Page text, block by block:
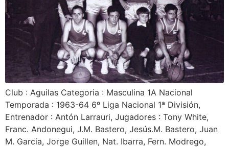
Club : Aguilas Categoria : Masculina 1A Nacional
Temporada : 1963-64 6º Liga Nacional 1ª División,
Entrenador : Antón Larrauri, Jugadores : Tony White,
Franc. Andonegui, J.M. Bastero, Jesús.M. Bastero, Juan
M. Garcia, Jorge Guillen, Nat. Ibarra, Fern. Modrego,